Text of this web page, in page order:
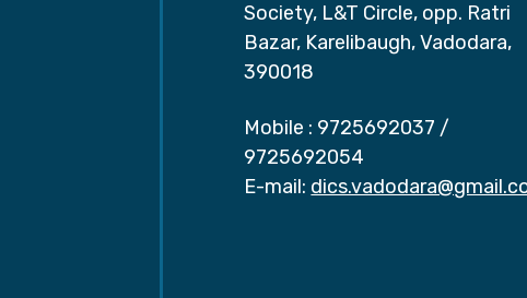
Society, L&T Circle, opp. Ratri
Bazar, Karelibaugh, Vadodara,
390018
Mobile : 9725692037 /
9725692054
E-mail: